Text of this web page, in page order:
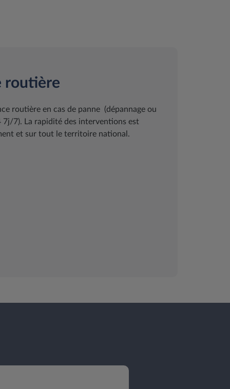
routière
routière en cas de panne (dépannage ou
7j/7). La rapidité des interventions est
et sur tout le territoire national.